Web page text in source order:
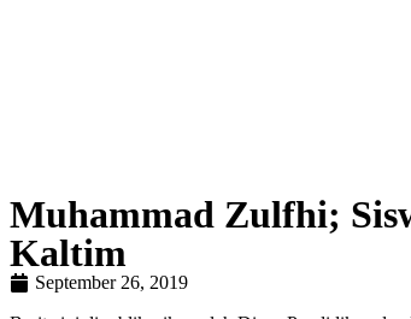
Muhammad Zulfhi;
Kaltim
September 26, 2019